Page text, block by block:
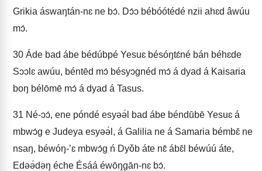
Grikia áswaŋtán-nɛ ne bɔ́. Dɔ́ɔ bébóótédé nzii ahɛd âwúu
mɔ́.
30 Áde bad ábe bédúbpé Yesuɛ bésóŋtɛ́né bán béhɛde
Sɔɔlɛ awúu, béntēd mɔ́ bésyɔgnéd mɔ́ á dyad á Kaisaria
boŋ bélōmē mɔ́ á dyad á Tasus.
31 Né-ɔɔ́, ene póndé esyəə́l bad ábe béndūbē Yesuɛ á
mbwɔ́g e Judeya esyəə́l, á Galilia ne á Samaria bémbɛ̄ ne
nsaŋ, béwóŋ-ʼɛ mbwɔ́g ń Dyǒb áte nɛ̂ ábɛ̄l béwúú áte,
Edəə́dəŋ éche Ésáá éwōŋgān-nɛ bɔ́.